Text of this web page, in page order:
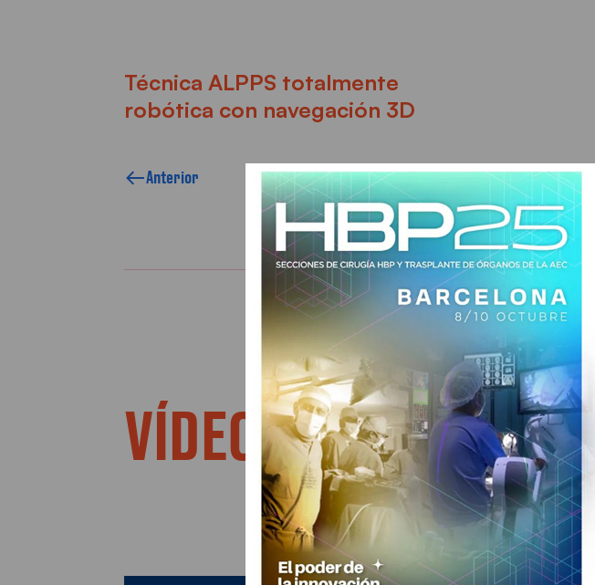
Técnica ALPPS totalmente
robótica con navegación 3D
Anterior
VÍDEOS RELACIONATS